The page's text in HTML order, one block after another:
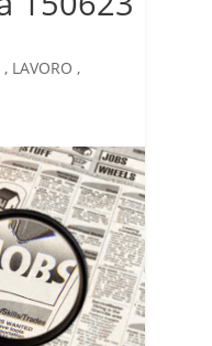
, LAVORO ,